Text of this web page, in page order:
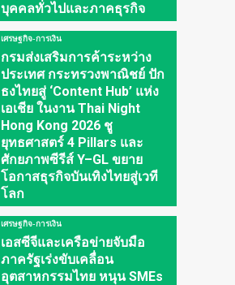
บุคคลทั่วไปและภาคธุรกิจ
เศรษฐกิจ-การเงิน
กรมส่งเสริมการค้าระหว่าง
ประเทศ กระทรวงพาณิชย์ ปัก
ธงไทยสู่ ‘Content Hub’ แห่ง
เอเชีย ในงาน Thai Night
Hong Kong 2026 ชู
ยุทธศาสตร์ 4 Pillars และ
ศักยภาพซีรีส์ Y–GL ขยาย
โอกาสธุรกิจบันเทิงไทยสู่เวที
โลก
เศรษฐกิจ-การเงิน
เอสซีจีและเครือข่ายจับมือ
ภาครัฐเร่งขับเคลื่อน
อุตสาหกรรมไทย หนุน SMEs